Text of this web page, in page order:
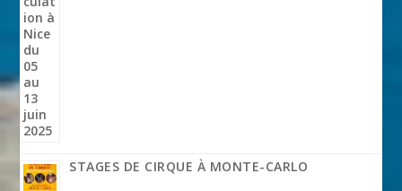
STAGES DE CIRQUE À MONTE-CARLO